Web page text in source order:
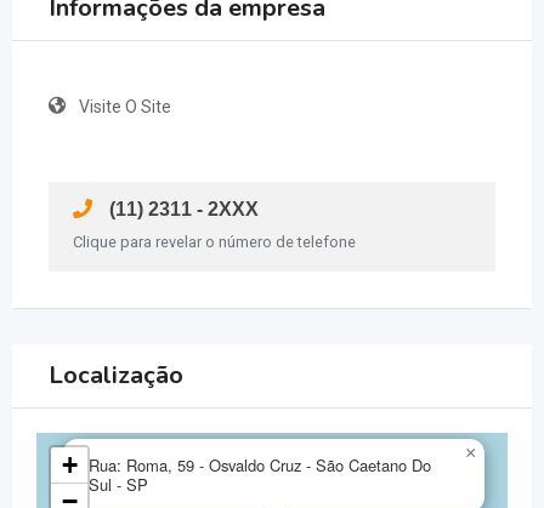
Informações da empresa
Visite O Site
(11) 2311 - 2XXX
Clique para revelar o número de telefone
Localização
Rua: Roma, 59 - Osvaldo Cruz - São Caetano Do
Sul - SP
×
+
−